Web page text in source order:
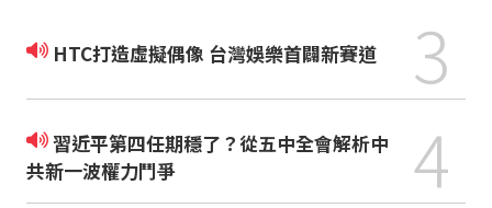
HTC打造虛擬偶像 台灣娛樂首闢新賽道 3
習近平第四任期穩了？從五中全會解析中
共新一波權力鬥爭
4